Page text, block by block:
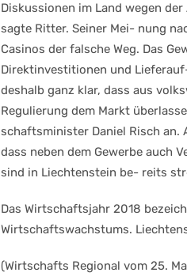
Diskussionen im Land wegen
sagte Ritter. Seiner Mei- nung
Casinos der falsche Weg. Das
Direktinvestitionen und
deshalb ganz klar, dass aus
Regulierung dem Markt
schaftsminister Daniel Risch an.
dass neben dem Gewerbe auch
sind in Liechtenstein be- reits
Das Wirtschaftsjahr 2018
Wirtschaftswachstums.
(Wirtschafts Regional vom 25.